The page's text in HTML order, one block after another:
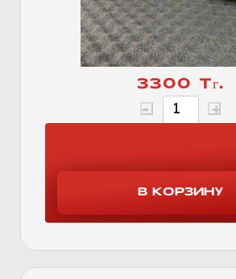
3300 Тг.